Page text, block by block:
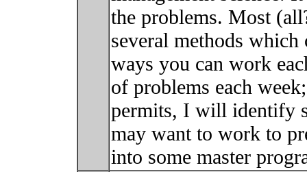
the problems. Most
several methods
ways you can work
of problems each
permits, I will identify
may want to work to
into some master